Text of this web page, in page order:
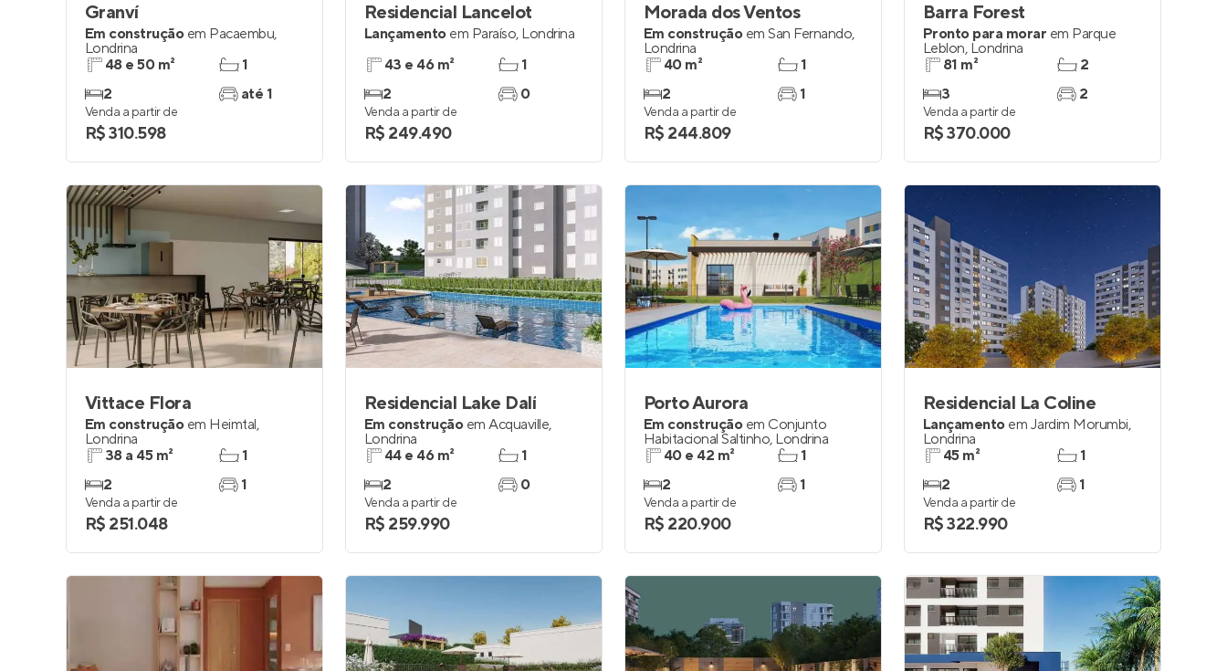
Granví
Em construção em Pacaembu,
Londrina
48 e 50 m²
2
1
até 1
Venda a partir de
R$ 310.598
Residencial Lancelot
Lançamento em Paraíso, Londrina
43 e 46 m²
2
1
0
Venda a partir de
R$ 249.490
Morada dos Ventos
Em construção em San Fernando,
Londrina
40 m²
2
1
1
Venda a partir de
R$ 244.809
Barra Forest
Pronto para morar em Parque
Leblon, Londrina
81 m²
3
2
2
Venda a partir de
R$ 370.000
Vittace Flora
Em construção em Heimtal,
Londrina
38 a 45 m²
2
1
1
Venda a partir de
R$ 251.048
Residencial Lake Dalí
Em construção em Acquaville,
Londrina
44 e 46 m²
2
1
0
Venda a partir de
R$ 259.990
Porto Aurora
Em construção em Conjunto
Habitacional Saltinho, Londrina
40 e 42 m²
2
1
1
Venda a partir de
R$ 220.900
Residencial La Coline
Lançamento em Jardim Morumbi,
Londrina
45 m²
2
1
1
Venda a partir de
R$ 322.990